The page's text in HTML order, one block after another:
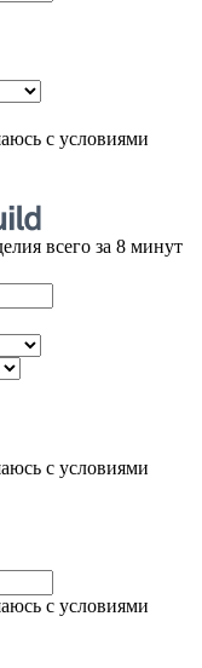
с условиями
всего за 8 минут
с условиями
с условиями